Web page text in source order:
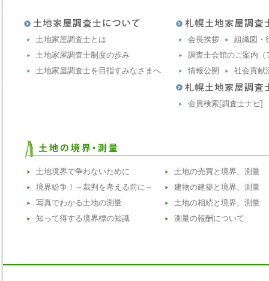
土地家屋調査士とは
土地家屋調査士制度の歩み
土地家屋調査士を目指すみなさまへ
会長挨拶
組織図・
調査士会館のご案内（
情報公開
社会貢献
会員検索[調査士ナビ]
土地境界で争わないために
境界紛争！～裁判を考える前に～
写真でわかる土地の測量
知って得する境界標の知識
土地の売買と境界、測量
建物の建築と境界、測量
土地の相続と境界、測量
測量の報酬について